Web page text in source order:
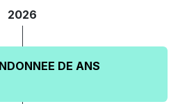
2026
DE ANS